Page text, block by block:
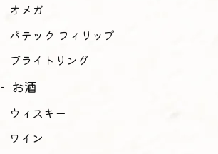
オメガ
パテック フィリップ
ブライトリング
お酒
ウィスキー
ワイン